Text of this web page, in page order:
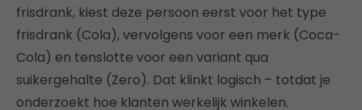
frisdrank, kiest deze persoon eerst voor het type
frisdrank (Cola), vervolgens voor een merk (Coca-
Cola) en tenslotte voor een variant qua
suikergehalte (Zero). Dat klinkt logisch – totdat je
onderzoekt hoe klanten werkelijk winkelen.